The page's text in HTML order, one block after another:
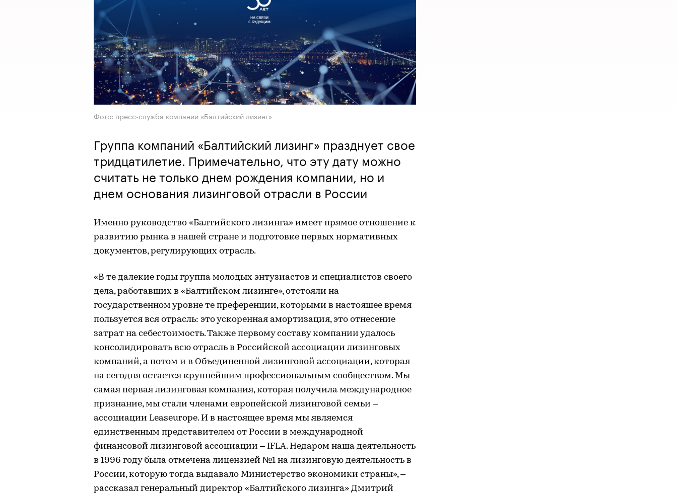
Фото: пресс-служба компании «Балтийский лизинг»
Группа компаний «Балтийский лизинг» празднует свое
тридцатилетие. Примечательно, что эту дату можно
считать не только днем рождения компании, но и
днем основания лизинговой отрасли в России
Именно руководство «Балтийского лизинга» имеет прямое отношение к
развитию рынка в нашей стране и подготовке первых нормативных
документов, регулирующих отрасль.
«В те далекие годы группа молодых энтузиастов и специалистов своего
дела, работавших в «Балтийском лизинге», отстояли на
государственном уровне те преференции, которыми в настоящее время
пользуется вся отрасль: это ускоренная амортизация, это отнесение
затрат на себестоимость. Также первому составу компании удалось
консолидировать всю отрасль в Российской ассоциации лизинговых
компаний, а потом и в Объединенной лизинговой ассоциации, которая
на сегодня остается крупнейшим профессиональным сообществом. Мы
самая первая лизинговая компания, которая получила международное
признание, мы стали членами европейской лизинговой семьи –
ассоциации Leaseurope. И в настоящее время мы являемся
единственным представителем от России в международной
финансовой лизинговой ассоциации – IFLA. Недаром наша деятельность
в 1996 году была отмечена лицензией №1 на лизинговую деятельность в
России, которую тогда выдавало Министерство экономики страны», –
рассказал генеральный директор «Балтийского лизинга» Дмитрий